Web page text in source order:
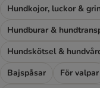
Hundkojor, luckor &
Hundburar &
Hundskötsel &
Bajspåsar
För valpar